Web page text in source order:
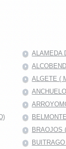
ALAMEDA
ALGETE (
BRAOJOS